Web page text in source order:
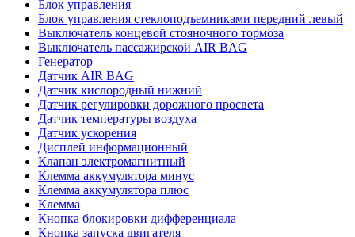
Блок управления
Блок управления стеклоподъемниками передний левый
Выключатель концевой стояночного тормоза
Выключатель пассажирской AIR BAG
Генератор
Датчик AIR BAG
Датчик кислородный нижний
Датчик регулировки дорожного просвета
Датчик температуры воздуха
Датчик ускорения
Дисплей информационный
Клапан электромагнитный
Клемма аккумулятора минус
Клемма аккумулятора плюс
Клемма
Кнопка блокировки дифференциала
Кнопка запуска двигателя